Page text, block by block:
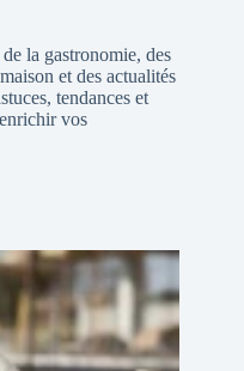
la gastronomie, des
et des actualités
tendances et
vos